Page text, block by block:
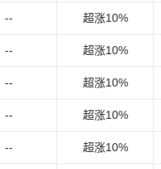
-- 超涨10%
-- 超涨10%
-- 超涨10%
-- 超涨10%
-- 超涨10%